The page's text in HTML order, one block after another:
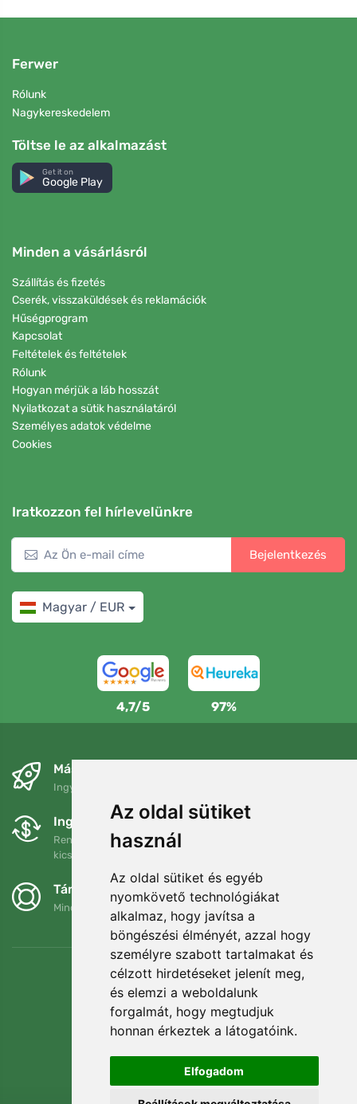
Az oldal sütiket
használ
Az oldal sütiket és egyéb
nyomkövető technológiákat
alkalmaz, hogy javítsa a
böngészési élményét, azzal hogy
személyre szabott tartalmakat és
célzott hirdetéseket jelenít meg,
és elemzi a weboldalunk
forgalmát, hogy megtudjuk
honnan érkeztek a látogatóink.
Elfogadom
Ferwer
Rólunk
Nagykereskedelem
Töltse le az alkalmazást
Get it on
Google Play
Minden a vásárlásról
Szállítás és fizetés
Cserék, visszaküldések és reklamációk
Hűségprogram
Kapcsolat
Feltételek és feltételek
Rólunk
Hogyan mérjük a láb hosszát
Nyilatkozat a sütik használatáról
Személyes adatok védelme
Cookies
Iratkozzon fel hírlevelünkre
Bejelentkezés
Magyar / EUR
4,7/5 97%
Másnapra és ingyenesen
Ingyenes szállítás a következő összeg felett: 80 EUR
Ingyenes csere és visszaküldés
Rendelését 90 napon belül bármikor visszaküldheti vagy
kicserélheti.
Támogatjuk a Trees.org-ot
Minden megrendelésért ültetünk egy fát! Bővebben